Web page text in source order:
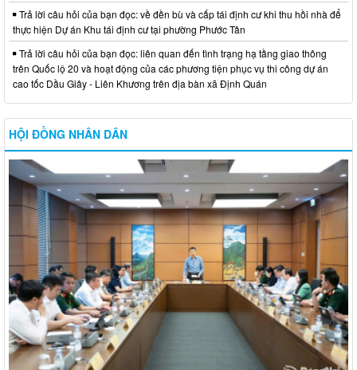
Trả lời câu hỏi của bạn đọc: về đền bù và cấp tái định cư khi thu hồi nhà để
thực hiện Dự án Khu tái định cư tại phường Phước Tân
Trả lời câu hỏi của bạn đọc: liên quan đến tình trạng hạ tầng giao thông
trên Quốc lộ 20 và hoạt động của các phương tiện phục vụ thi công dự án
cao tốc Dầu Giây - Liên Khương trên địa bàn xã Định Quán
HỘI ĐỒNG NHÂN DÂN